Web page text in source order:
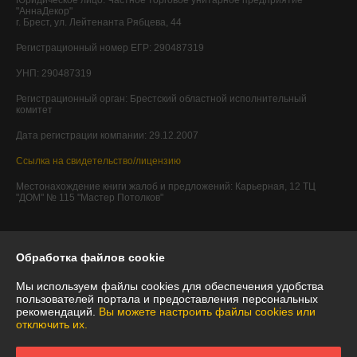
"АннаДекор"
г. Брест, ул. Лейтенанта Рябцева, 44
Регистрационный номер ЕГР: 290487319
УНП: 290487319
Регистрационный орган: Брестский областной исполнительный
комитет
Дата регистрации компании: 29.12.2007
Ссылка на свидетельство/лицензию
Местонахождение книги жалоб и предложений: Карьерная, 12 ТЦ
"ДОМ" № 115 "Мастер Потолков"
Обработка файлов cookie
Мы используем файлы cookies для обеспечения удобства
пользователей портала и предоставления персональных
рекомендаций. Вы можете настроить файлы cookies или
отключить их.